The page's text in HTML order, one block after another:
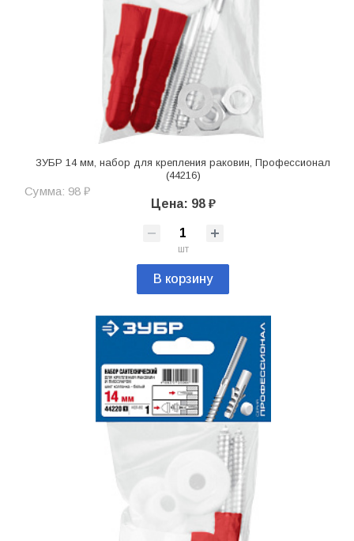
ЗУБР 14 мм, набор для крепления раковин, Профессионал
(44216)
Сумма: 98 ₽
Цена: 98 ₽
шт
В корзину